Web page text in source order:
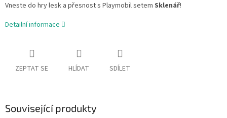
Vneste do hry lesk a přesnost s Playmobil setem Sklenář!
Detailní informace
ZEPTAT SE HLÍDAT SDÍLET
Související produkty